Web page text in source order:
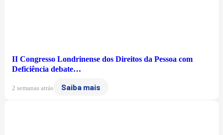
II Congresso Londrinense dos Direitos da Pessoa com
Deficiência debate…
2 semanas atrás Saiba mais